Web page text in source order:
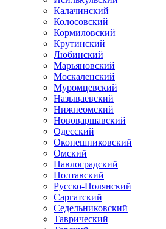
Калачинский
Колосовский
Кормиловский
Крутинский
Любинский
Марьяновский
Москаленский
Муромцевский
Называевский
Нижнеомский
Нововаршавский
Одесский
Оконешниковский
Омский
Павлоградский
Полтавский
Русско-Полянский
Саргатский
Седельниковский
Таврический